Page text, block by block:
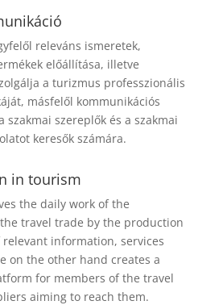
releváns ismeretek,
előállítása, illetve
a turizmus professzionális
másfelől kommunikációs
szereplők és a szakmai
keresők számára.
in tourism
the daily work of the
travel trade by the production
information, services
on the other hand creates a
for members of the travel
aiming to reach them.